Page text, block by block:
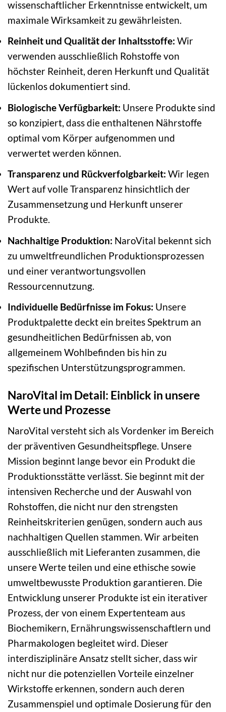
wissenschaftlicher Erkenntnisse entwickelt, um
maximale Wirksamkeit zu gewährleisten.
Reinheit und Qualität der Inhaltsstoffe: Wir
verwenden ausschließlich Rohstoffe von
höchster Reinheit, deren Herkunft und Qualität
lückenlos dokumentiert sind.
Biologische Verfügbarkeit: Unsere Produkte sind
so konzipiert, dass die enthaltenen Nährstoffe
optimal vom Körper aufgenommen und
verwertet werden können.
Transparenz und Rückverfolgbarkeit: Wir legen
Wert auf volle Transparenz hinsichtlich der
Zusammensetzung und Herkunft unserer
Produkte.
Nachhaltige Produktion: NaroVital bekennt sich
zu umweltfreundlichen Produktionsprozessen
und einer verantwortungsvollen
Ressourcennutzung.
Individuelle Bedürfnisse im Fokus: Unsere
Produktpalette deckt ein breites Spektrum an
gesundheitlichen Bedürfnissen ab, von
allgemeinem Wohlbefinden bis hin zu
spezifischen Unterstützungsprogrammen.
NaroVital im Detail: Einblick in unsere
Werte und Prozesse
NaroVital versteht sich als Vordenker im Bereich
der präventiven Gesundheitspflege. Unsere
Mission beginnt lange bevor ein Produkt die
Produktionsstätte verlässt. Sie beginnt mit der
intensiven Recherche und der Auswahl von
Rohstoffen, die nicht nur den strengsten
Reinheitskriterien genügen, sondern auch aus
nachhaltigen Quellen stammen. Wir arbeiten
ausschließlich mit Lieferanten zusammen, die
unsere Werte teilen und eine ethische sowie
umweltbewusste Produktion garantieren. Die
Entwicklung unserer Produkte ist ein iterativer
Prozess, der von einem Expertenteam aus
Biochemikern, Ernährungswissenschaftlern und
Pharmakologen begleitet wird. Dieser
interdisziplinäre Ansatz stellt sicher, dass wir
nicht nur die potenziellen Vorteile einzelner
Wirkstoffe erkennen, sondern auch deren
Zusammenspiel und optimale Dosierung für den